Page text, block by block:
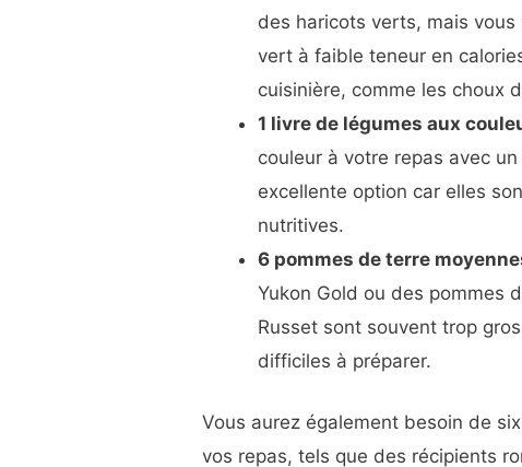
des haricots verts, mais vous
vert à faible teneur en
cuisinière, comme les choux
1 livre de légumes aux
couleur à votre repas avec
excellente option car elles
nutritives.
6 pommes de terre
Yukon Gold ou des pommes
Russet sont souvent trop
difficiles à préparer.
Vous aurez également besoin de
vos repas, tels que des récipients